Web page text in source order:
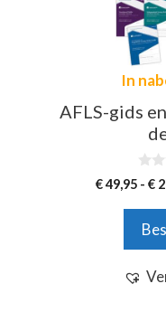
In
AFLS-gids
v
5
€49,95 - €